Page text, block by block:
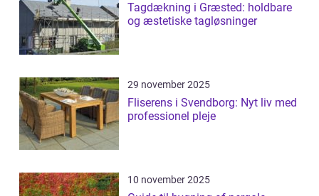
Tagdækning i Græsted: holdbare
og æstetiske tagløsninger
29 november 2025
Fliserens i Svendborg: Nyt liv med
professionel pleje
10 november 2025